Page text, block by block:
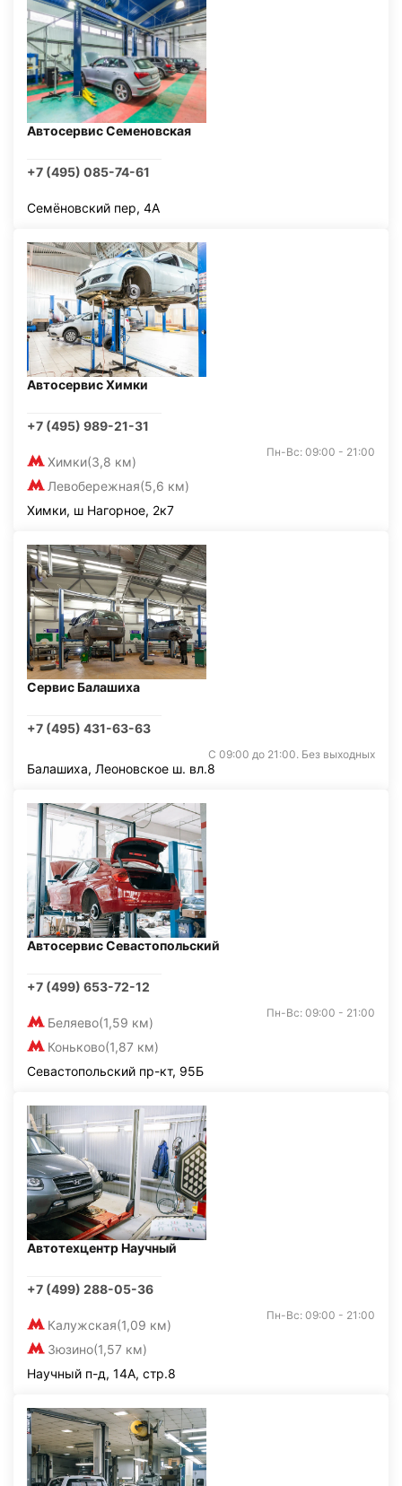
Автосервис Семеновская
+7 (495) 085-74-61
Семёновский пер, 4А
Автосервис Химки
+7 (495) 989-21-31
Химки(3,8 км)
Левобережная(5,6 км)
Пн-Вс: 09:00 - 21:00
Химки, ш Нагорное, 2к7
Сервис Балашиха
+7 (495) 431-63-63
С 09:00 до 21:00. Без выходных
Балашиха, Леоновское ш. вл.8
Автосервис Севастопольский
+7 (499) 653-72-12
Беляево(1,59 км)
Коньково(1,87 км)
Пн-Вс: 09:00 - 21:00
Севастопольский пр-кт, 95Б
Автотехцентр Научный
+7 (499) 288-05-36
Калужская(1,09 км)
Зюзино(1,57 км)
Пн-Вс: 09:00 - 21:00
Научный п-д, 14А, стр.8